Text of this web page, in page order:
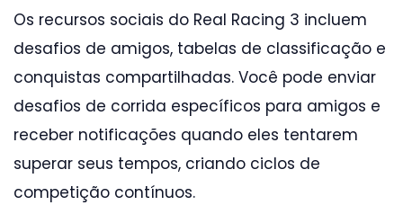
Os recursos sociais do Real Racing 3 incluem
desafios de amigos, tabelas de classificação e
conquistas compartilhadas. Você pode enviar
desafios de corrida específicos para amigos e
receber notificações quando eles tentarem
superar seus tempos, criando ciclos de
competição contínuos.